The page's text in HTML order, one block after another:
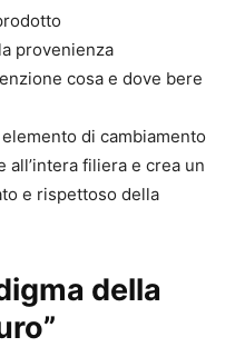
provenienza
cosa e dove bere
di cambiamento
filiera e crea un
e rispettoso della
della